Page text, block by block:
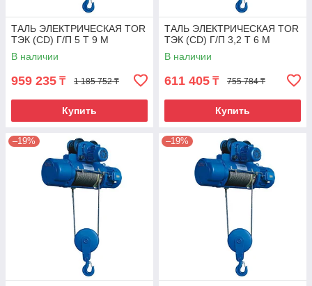
ТАЛЬ ЭЛЕКТРИЧЕСКАЯ TOR
ТЭК (CD) Г/П 5 Т 9 М
В наличии
959 235 ₸ 1 185 752 ₸
Купить
ТАЛЬ ЭЛЕКТРИЧЕСКАЯ TOR
ТЭК (CD) Г/П 3,2 Т 6 М
В наличии
611 405 ₸ 755 784 ₸
Купить
–19% –19%